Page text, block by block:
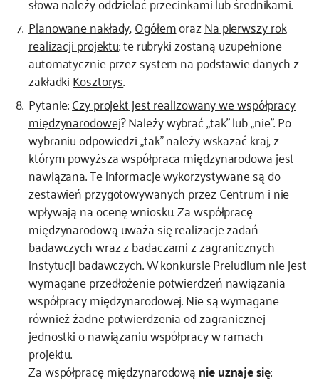
Planowane nakłady,OgółemorazNa pierwszy rok
realizacji projektu: te rubryki zostaną uzupełnione
automatycznie przez system na podstawie danych z
zakładkiKosztorys.
Pytanie:Czy projekt jest realizowany we współpracy
międzynarodowej? Należy wybrać „tak” lub „nie”. Po
wybraniu odpowiedzi „tak” należy wskazać kraj, z
którym powyższa współpraca międzynarodowa jest
nawiązana. Te informacje wykorzystywane są do
zestawień przygotowywanych przez Centrum i nie
wpływają na ocenę wniosku. Za współpracę
międzynarodową uważa się realizacje zadań
badawczych wraz z badaczami z zagranicznych
instytucji badawczych. W konkursie Preludium nie jest
wymagane przedłożenie potwierdzeń nawiązania
współpracy międzynarodowej. Nie są wymagane
również żadne potwierdzenia od zagranicznej
jednostki o nawiązaniu współpracy w ramach
projektu.
Za współpracę międzynarodowąnie uznaje się: